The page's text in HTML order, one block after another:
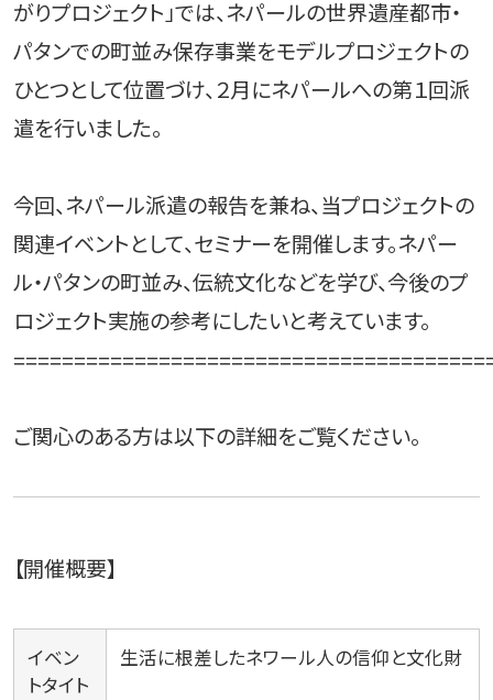
がりプロジェクト」では、ネパールの世界遺産都市・
パタンでの町並み保存事業をモデルプロジェクトの
ひとつとして位置づけ、２月にネパールへの第１回派
遣を行いました。
今回、ネパール派遣の報告を兼ね、当プロジェクトの
関連イベントとして、セミナーを開催します。ネパー
ル・パタンの町並み、伝統文化などを学び、今後のプ
ロジェクト実施の参考にしたいと考えています。
ご関心のある方は以下の詳細をご覧ください。
【開催概要】
イベン
トタイト
生活に根差したネワール人の信仰と文化財